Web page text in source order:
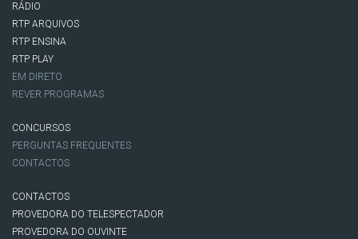
RÁDIO
RTP ARQUIVOS
RTP ENSINA
RTP PLAY
EM DIRETO
REVER PROGRAMAS
CONCURSOS
PERGUNTAS FREQUENTES
CONTACTOS
CONTACTOS
PROVEDORA DO TELESPECTADOR
PROVEDORA DO OUVINTE